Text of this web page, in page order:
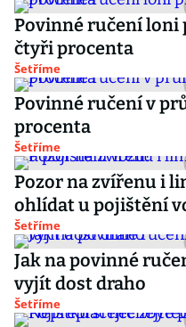
Povinné ručení loni
čtyři procenta
Šetříme
Povinné ručení v
procenta
Šetříme
Pozor na zvířenu i
ohlídat u pojištění
Šetříme
Jak na povinné
vyjít dost draho
Šetříme